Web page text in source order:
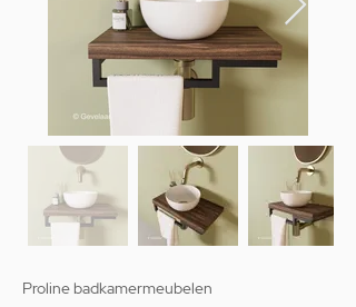
Proline badkamermeubelen